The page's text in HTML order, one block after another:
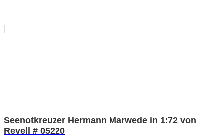
Seenotkreuzer Hermann Marwede in 1:72 von
Revell # 05220